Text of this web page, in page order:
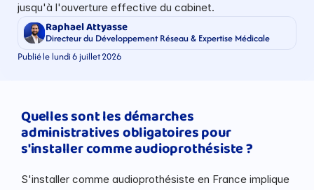
jusqu'à l'ouverture effective du cabinet.
Raphael Attyasse
Directeur du Développement Réseau & Expertise Médicale
Publié le lundi 6 juillet 2026
Quelles sont les démarches
administratives obligatoires pour
s'installer comme audioprothésiste ?
S'installer comme audioprothésiste en France implique